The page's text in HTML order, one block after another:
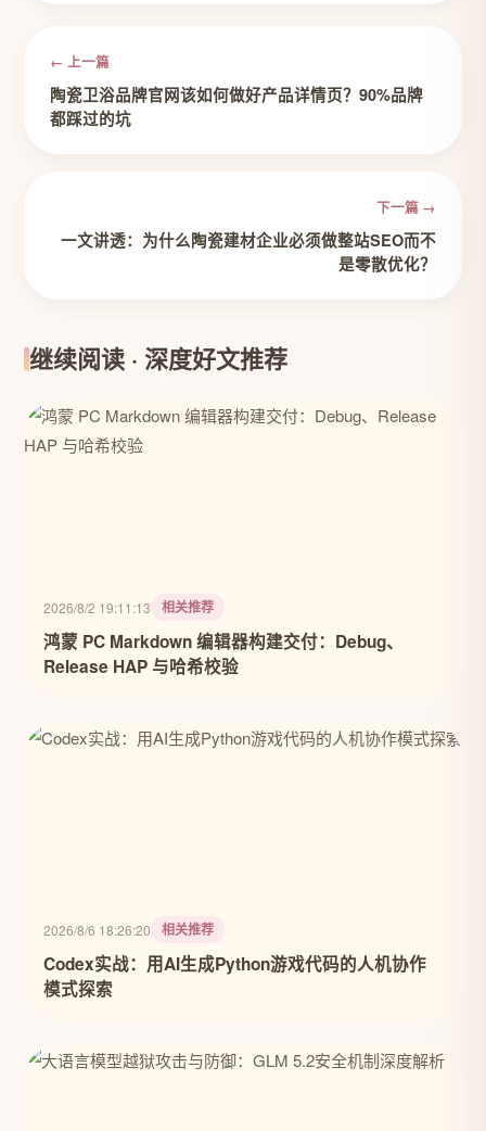
← 上一篇
陶瓷卫浴品牌官网该如何做好产品详情页？90%品牌
都踩过的坑
下一篇 →
一文讲透：为什么陶瓷建材企业必须做整站SEO而不
是零散优化？
继续阅读 · 深度好文推荐
2026/8/2 19:11:13 相关推荐
鸿蒙 PC Markdown 编辑器构建交付：Debug、
Release HAP 与哈希校验
2026/8/6 18:26:20 相关推荐
Codex实战：用AI生成Python游戏代码的人机协作
模式探索